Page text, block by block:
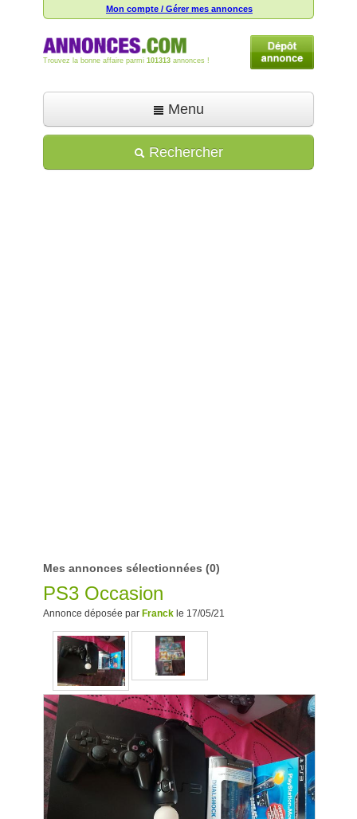
Mon compte / Gérer mes annonces
Trouvez la bonne affaire parmi 101313 annonces !
Menu
Déposer une annonce
Rechercher
Mes annonces sélectionnées (0)
PS3 Occasion
Annonce déposée par Franck le 17/05/21